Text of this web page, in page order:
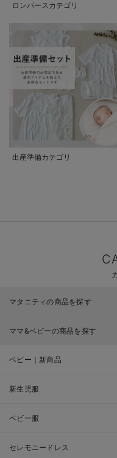
ロンパースカテゴリ
出産準備カテゴリ
マタニティの商品を探す
ママ&ベビーの商品を探す
ベビー｜新商品
新生児服
ベビー服
セレモニードレス